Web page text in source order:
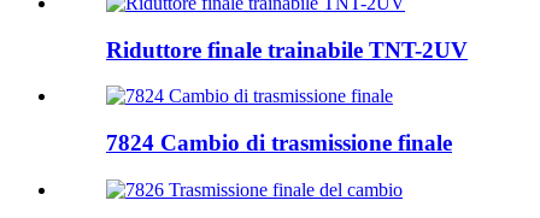
Riduttore finale trainabile TNT-2UV
7824 Cambio di trasmissione finale